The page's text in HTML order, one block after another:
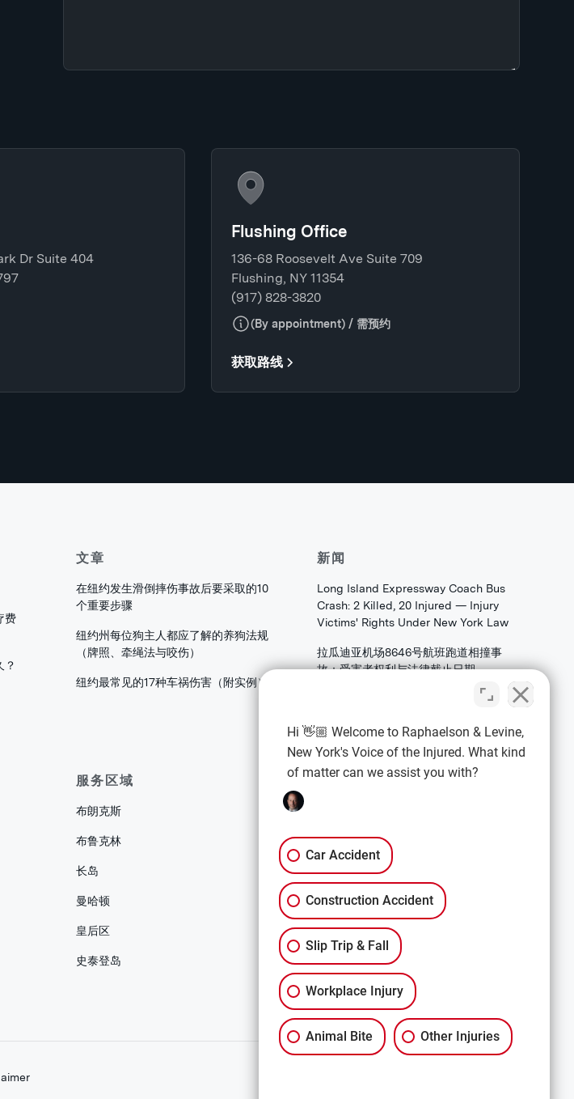
Dr Suite 404
Flushing Office
136-68 Roosevelt Ave Suite 709
Flushing, NY 11354
(917) 828-3820
(By appointment) / 需预约
获取路线
费
？
文章
在纽约发生滑倒摔伤事故后要采取的10
个重要步骤
纽约州每位狗主人都应了解的养狗法规
（牌照、牵绳法与咬伤）
纽约最常见的17种车祸伤害（附实例）
新闻
Long Island Expressway Coach Bus
Crash: 2 Killed, 20 Injured — Injury
Victims' Rights Under New York Law
拉瓜迪亚机场8646号航班跑道相撞事
故：受害者权利与法律截止日期
法拉盛皇后区大学角大道发生火焰：家
服务区域
布朗克斯
布鲁克林
长岛
曼哈顿
皇后区
史泰登岛
法律信息
条款与条件
免责声明
All Services
Hi 👋🏼 Welcome to Raphaelson & Levine,
New York's Voice of the Injured. What kind
of matter can we assist you with?
Car Accident
Construction Accident
Slip Trip & Fall
Workplace Injury
Animal Bite Other Injuries